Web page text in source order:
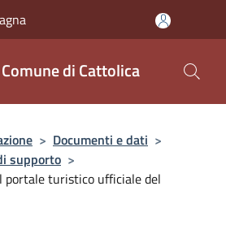
Comune di Cattolica
> Documenti e dati >
supporto >
portale turistico ufficiale del